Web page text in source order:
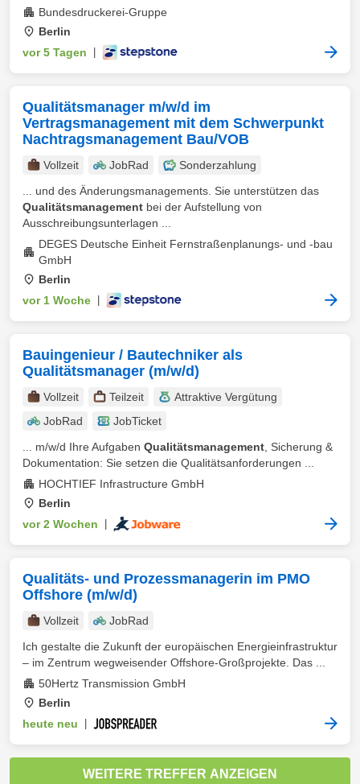
Bundesdruckerei-Gruppe
Berlin
vor 5 Tagen
Qualitätsmanager m/w/d im
Vertragsmanagement mit dem Schwerpunkt
Nachtragsmanagement Bau/VOB
Vollzeit JobRad
Sonderzahlung
... und des Änderungsmanagements. Sie unterstützen das
Qualitätsmanagement bei der Aufstellung von
Ausschreibungsunterlagen ...
DEGES Deutsche Einheit Fernstraßenplanungs- und -bau
GmbH
Berlin
vor 1 Woche
Bauingenieur / Bautechniker als
Qualitätsmanager (m/w/d)
Vollzeit Teilzeit
Attraktive Vergütung
JobRad
JobTicket
... m/w/d Ihre Aufgaben Qualitätsmanagement , Sicherung &
Dokumentation: Sie setzen die Qualitätsanforderungen ...
HOCHTIEF Infrastructure GmbH
Berlin
vor 2 Wochen
Qualitäts- und Prozessmanagerin im PMO
Offshore (m/w/d)
Vollzeit
JobRad
Ich gestalte die Zukunft der europäischen Energieinfrastruktur
– im Zentrum wegweisender Offshore-Großprojekte. Das ...
50Hertz Transmission GmbH
Berlin
heute neu
WEITERE TREFFER ANZEIGEN